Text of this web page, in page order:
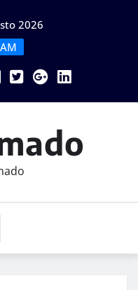
2026